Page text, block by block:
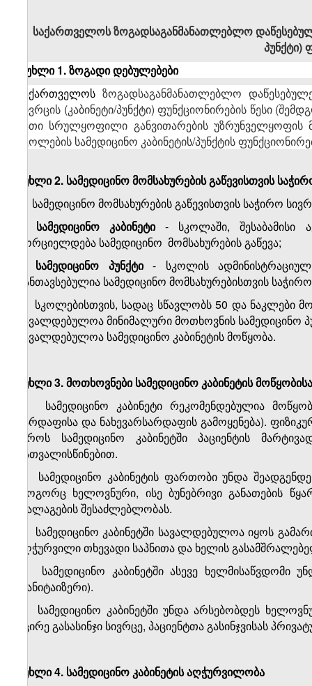
საქართველოს ზოგადსაგანმანათლებლო
პუნქტი)
მუხლი 1. ზოგადი დებულებები
საქართველოს ზოგადსაგანმანათლებლო
სივრცის (კაბინეტი/პუნქტი) ფუნქციონირების წესი
მათი სრულყოფილი განვითარების
სკოლების სამედიცინო კაბინეტის/პუნქტის
მუხლი 2. სამედიცინო მომსახურების გაწევისთვის
სამედიცინო მომსახურების გაწევისთვის საჭირო
სამედიცინო კაბინეტი- სკოლაში, შესაბამისი
ხორციელდება სამედიცინო მომსახურების გაწევა;
სამედიცინო პუნქტი- სკოლის
განთავსებულია სამედიცინო მომსახურებისთვის
სკოლებისთვის, სადაც სწავლობს 50 და ნაკლები
სავალდებულოა მინიმალური მოთხოვნის სამედიცინო
სავალდებულოა სამედიცინო კაბინეტის მოწყობა.
მუხლი 3. მოთხოვნები სამედიცინო კაბინეტის
სამედიცინო კაბინეტი რეკომენდებულია
სარდაფისა და ნახევარსარდაფის გამოყენება).
დროს სამედიცინო კაბინეტში პაციენტის
გათვალისწინებით.
სამედიცინო კაბინეტის ფართობი უნდა
როგორც ხელოვნური, ისე ბუნებრივი განათების
დალაგების შესაძლებლობას.
სამედიცინო კაბინეტში სავალდებულოა იყოს
აღჭურვილი თხევადი საპნითა და ხელის
სამედიცინო კაბინეტში ასევე
(სანიტაიზერი).
სამედიცინო კაბინეტში უნდა არსებობდეს
მცირე გასასინჯი სივრცე, პაციენტთა გასინჯვისას
მუხლი 4. სამედიცინო კაბინეტის აღჭურვილობა